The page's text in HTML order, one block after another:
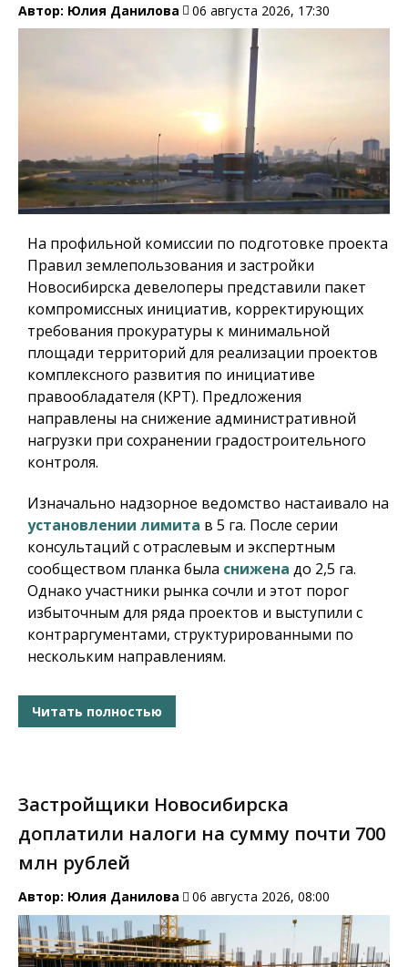
Автор: Юлия Данилова 06 августа 2026, 17:30
На профильной комиссии по подготовке проекта
Правил землепользования и застройки
Новосибирска девелоперы представили пакет
компромиссных инициатив, корректирующих
требования прокуратуры к минимальной
площади территорий для реализации проектов
комплексного развития по инициативе
правообладателя (КРТ). Предложения
направлены на снижение административной
нагрузки при сохранении градостроительного
контроля.
Изначально надзорное ведомство настаивало на
установлении лимита в 5 га. После серии
консультаций с отраслевым и экспертным
сообществом планка была снижена до 2,5 га.
Однако участники рынка сочли и этот порог
избыточным для ряда проектов и выступили с
контраргументами, структурированными по
нескольким направлениям.
Читать полностью
Застройщики Новосибирска
доплатили налоги на сумму почти 700
млн рублей
Автор: Юлия Данилова 06 августа 2026, 08:00